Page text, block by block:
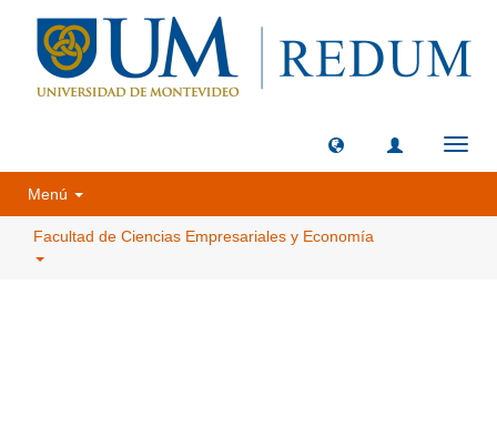
Menú
Facultad de Ciencias Empresariales y Economía